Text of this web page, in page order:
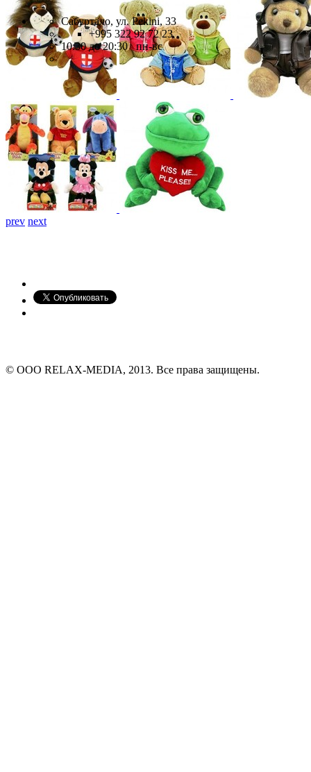
prev next
Сабуртало, ул. Pekini, 33
+995 322 92 72 23
10:30 до 20:30 пн-вс
© ООО RELAX-MEDIA, 2013. Все права защищены.